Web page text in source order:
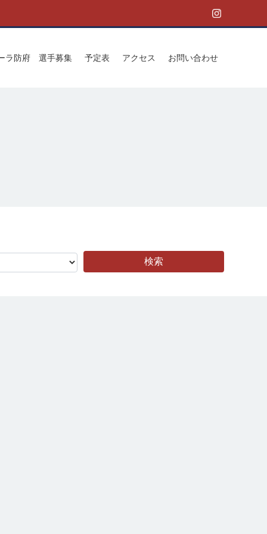
ラ防府 選手募集 予定表 アクセス お問い合わせ